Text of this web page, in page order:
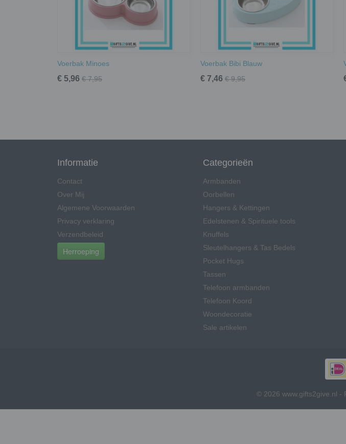
Voerbak Minoes
€ 5,96 € 7,95
Voerbak Bibi Blauw
€ 7,46 € 9,95
Informatie
Contact
Over Mij
Algemene Voorwaarden
Privacy verklaring
Verzendbeleid
Herroeping
Categorieën
Armbanden
Oorbellen
Hangers & Kettingen
Edelstenen & Spirituele tools
Knuffels
Sleutelhangers & Tas Bedels
Pocket Hugs
Tassen
Telefoon armbanden
Telefoon Koord
Woondecoratie
Sale artikelen
© 2026 www.gifts2give.nl -